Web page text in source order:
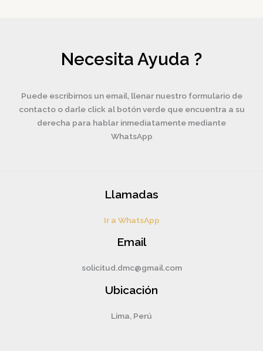
Necesita Ayuda ?
Puede escribirnos un email, llenar nuestro formulario de
contacto o darle click al botón verde que encuentra a su
derecha para hablar inmediatamente mediante
WhatsApp
Llamadas
Ir a WhatsApp
Email
solicitud.dmc@gmail.com
Ubicación
Lima, Perú